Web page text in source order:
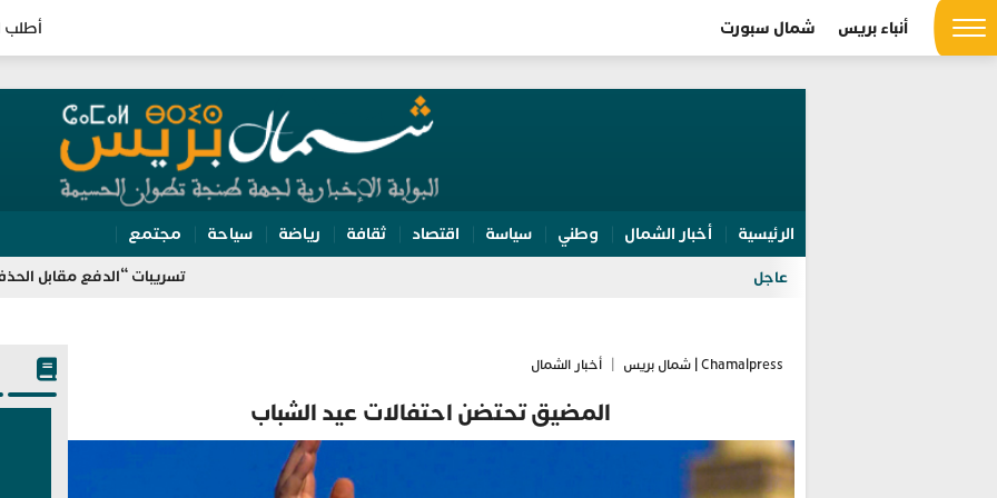
أنباء بريس شمال سبورت أطلب
الرئيسية أخبار الشمال وطني سياسة اقتصاد ثقافة رياضة سياحة مجتمع
عاجل تسريبات “الدفع مقابل الحذف” تلاحق
Chamalpress | شمال بريس أخبار الشمال
المضيق تحتضن احتفالات عيد الشباب